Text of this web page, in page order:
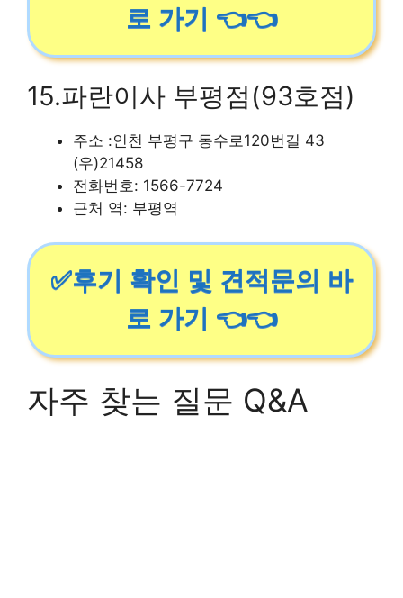
로 가기 👈👈
15.파란이사 부평점(93호점)
주소 :인천 부평구 동수로120번길 43
(우)21458
전화번호: 1566-7724
근처 역: 부평역
✅후기 확인 및 견적문의 바
로 가기 👈👈
자주 찾는 질문 Q&A